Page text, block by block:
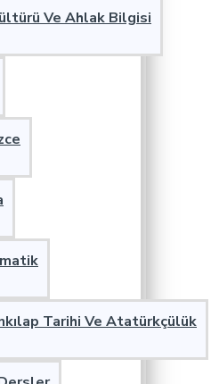
Ve Ahlak Bilgisi
Tarihi Ve Atatürkçülük